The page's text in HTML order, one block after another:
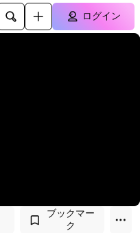
ログイン
ブックマー
ク